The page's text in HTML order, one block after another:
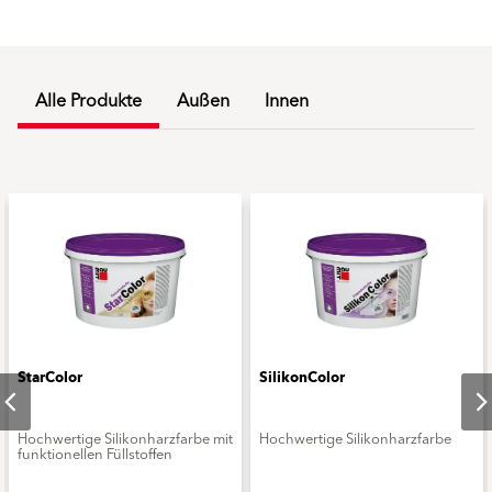
Alle Produkte Außen Innen
StarColor
Hochwertige Silikonharzfarbe mit
funktionellen Füllstoffen
SilikonColor
Hochwertige Silikonharzfarbe